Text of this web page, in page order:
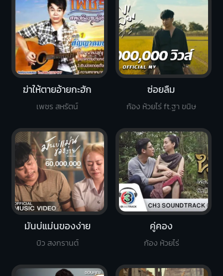
ฆ่าให้ตายอ้ายกะฮัก
เพชร สหรัตน์
ซ่อยลืม
ก้อง ห้วยไร่ ft.ฐา ขนิษ
มันบ่แม่นของง่าย
บิว สงกรานต์
คู่คอง
ก้อง ห้วยไร่